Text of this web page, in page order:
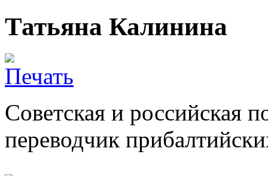
Татьяна Калинина
Советская и российская
переводчик